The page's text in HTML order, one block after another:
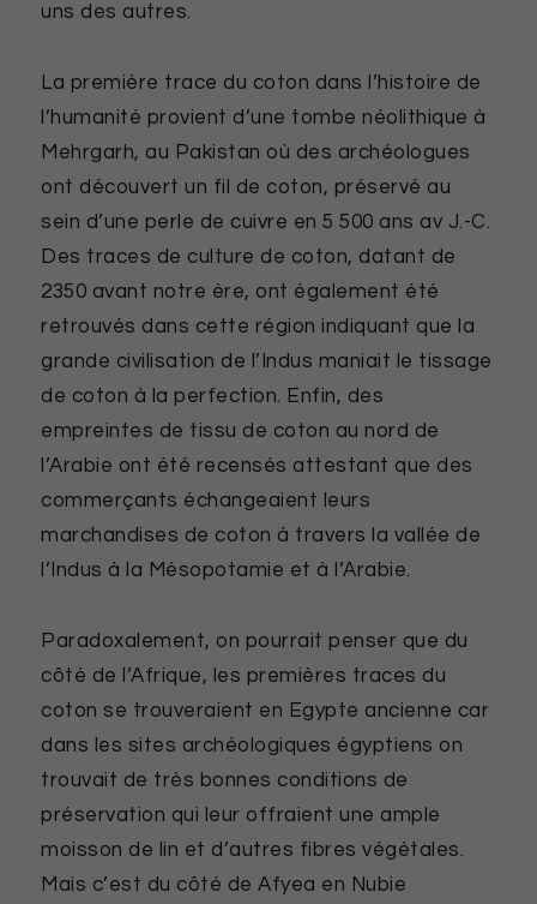
uns des autres.
La première trace du coton dans l’histoire de
l’humanité provient d’une tombe néolithique à
Mehrgarh, au Pakistan où des archéologues
ont découvert un fil de coton, préservé au
sein d’une perle de cuivre en 5 500 ans av J.-C.
Des traces de culture de coton, datant de
2350 avant notre ère, ont également été
retrouvés dans cette région indiquant que la
grande civilisation de l’Indus maniait le tissage
de coton à la perfection. Enfin, des
empreintes de tissu de coton au nord de
l’Arabie ont été recensés attestant que des
commerçants échangeaient leurs
marchandises de coton à travers la vallée de
l’Indus à la Mésopotamie et à l’Arabie.
Paradoxalement, on pourrait penser que du
côté de l’Afrique, les premières traces du
coton se trouveraient en Egypte ancienne car
dans les sites archéologiques égyptiens on
trouvait de très bonnes conditions de
préservation qui leur offraient une ample
moisson de lin et d’autres fibres végétales.
Mais c’est du côté de Afyea en Nubie